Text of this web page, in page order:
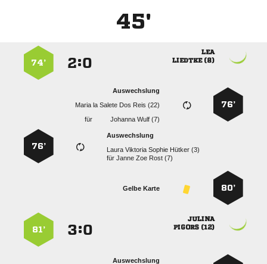
45'

 
:
74’
76’
Auswechslung
     
für
  
Auswechslung
    
für   
76’
80’
Gelbe Karte

 
:
81’
Auswechslung